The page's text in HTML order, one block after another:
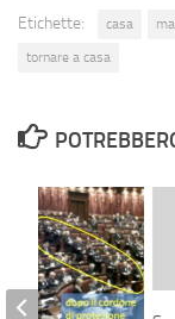
Etichette: casa
tornare a casa